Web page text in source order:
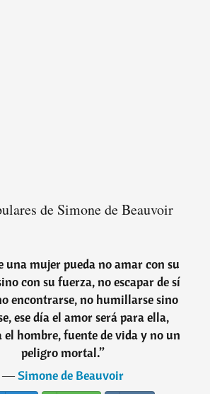
de Simone de Beauvoir
una mujer pueda no amar con su
con su fuerza, no escapar de sí
encontrarse, no humillarse sino
ese día el amor será para ella,
el hombre, fuente de vida y no un
peligro mortal.”
―Simone de Beauvoir